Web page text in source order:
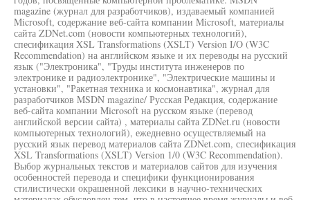
magazine (журнал для разработчиков), издаваемый компанией
Microsoft, содержание веб-сайта компании Microsoft, материалы
сайта ZDNet.com (новости компьютерных технологий),
спесификация XSL Transformations (XSLT) Version I/O (W3C
Recommendation) на английском языке и их переводы на русский
язык ("Электроника", "Труды института инженеров по
электронике и радиоэлектронике", "Электрические машины и
установки", "Ракетная техника и космонавтика", журнал для
разработчиков MSDN magazine/ Русская Редакция, содержание
веб-сайта компании Microsoft на русском языке (перевод
английской версии сайта) , материалы сайта ZDNet.ru (новости
компьютерных технологий), ежедневно осуществляемый на
русский язык перевод материалов сайта ZDNet.com, спесификация
XSL Transformations (XSLT) Version 1/0 (W3C Recommendation).
Выбор журнальных текстов и материалов сайтов для изучения
особенностей перевода и специфики функционирования
стилистически окрашенной лексики в научно-технических